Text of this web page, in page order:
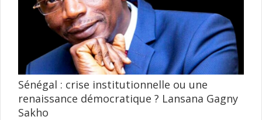
Talla Sylla, ...
lire plus
Sénégal : crise institutionnelle ou une
renaissance démocratique ? Lansana Gagny
Sakho